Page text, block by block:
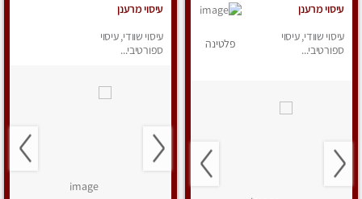
עיסוי מרענן
עיסוי שוודי, עיסוי
ספורטיבי...
פלטינה
עיסוי מרענן
עיסוי שוודי, עיסוי
ספורטיבי...